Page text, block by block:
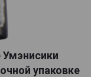
Умэнисики
упаковке